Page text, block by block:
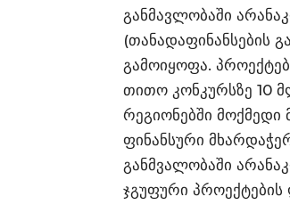
განმავლობაში
(თანადაფინანსების
გამოიყოფა.
თითო კონკურსზე 10
რეგიონებში მოქმედი
ფინანსური
განმვალობაში
ჯგუფური